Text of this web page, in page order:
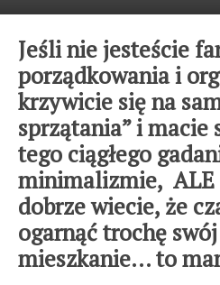
Jeśli nie jesteście
porządkowania i
krzywicie się na
sprzątania” i macie
tego ciągłego
minimalizmie, ALE
dobrze wiecie, że
ogarnąć trochę
mieszkanie… to